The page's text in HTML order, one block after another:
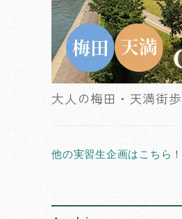
大人の梅田・天満街
他の実習生企画はこちら！